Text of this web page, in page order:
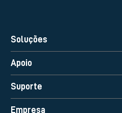
Soluções
Apoio
Suporte
Empresa